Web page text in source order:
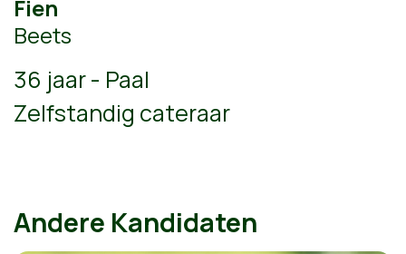
Fien
Beets
36 jaar - Paal
Zelfstandig cateraar
Andere Kandidaten